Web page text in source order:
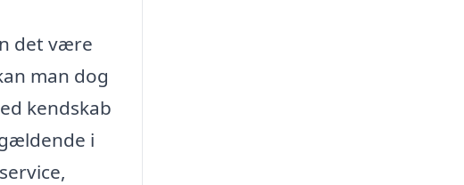
det være
man dog
kendskab
i